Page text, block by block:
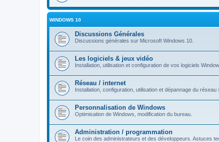
WINDOWS 10
Discussions Générales
Discussions générales sur Microsoft Windows 10.
Les logiciels & jeux vidéo
Installation, utilisation et configuration de vos logiciels
Réseau / internet
Installation, configuration, utilisation et dépannage du réseau
Personnalisation de Windows
Optimisation de Windows, modification du bureau.
Administration / programmation
Le coin des administrateurs et des développeurs. Astuces